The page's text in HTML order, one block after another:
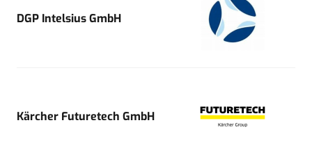
DGP Intelsius GmbH
Kärcher Futuretech GmbH